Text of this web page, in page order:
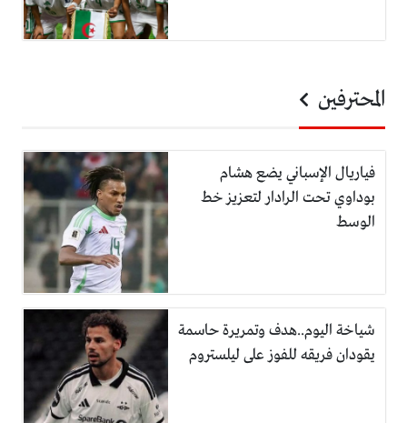
المحترفين
فياريال الإسباني يضع هشام
بوداوي تحت الرادار لتعزيز خط
الوسط
شياخة اليوم..هدف وتمريرة حاسمة
يقودان فريقه للفوز على ليلستروم